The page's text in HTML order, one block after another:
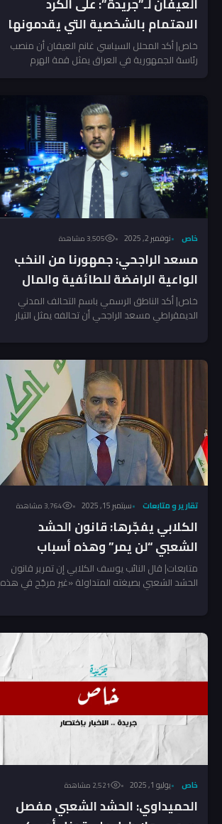
الاهتمام بالشخصية التي يقدمونها
لمنصب الرئاسة!
خاص| أكد المحلل السياسي غانم العيفان أن منصب
رئاسة الجمهورية في العراق يمثل قمة الهرم
خاص نوفمبر 2, 2025 3٬505 مشاهدة
مسعد الراجحي: جمهورنا من النخب
الواعية الرافضة للطائفية والمال
السياسي
خاص| أكد الناطق الرسمي باسم التحالف المدني
الديمقراطي مسعد الراجحي أن تحالفه يمثل التيار
تقارير و متابعات سبتمبر 15, 2025 3٬764 مشاهدة
الكلابي يفجّرها: قانون الحشد
الشعبي “لن يمر” وهذه أسباب
الانسداد
متابعات| قال النائب يوسف الكلابي إن تمرير قانون
الحشد الشعبي بصيغته المتداولة «غير مرجّح في هذه
خاص يوليو 1, 2025 2٬521 مشاهدة
الحميداوي: الحشد الشعبي مفصل